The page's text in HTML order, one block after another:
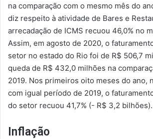
na comparação com o mesmo mês do
diz respeito à atividade de Bares e
arrecadação de ICMS recuou 46,0% no
Assim, em agosto de 2020, o
setor no estado do Rio foi de R$ 506,7
queda de R$ 432,0 milhões na
2019. Nos primeiros oito meses do ano,
com igual período de 2019, o
do setor recuou 41,7% (- R$ 3,2 bilhões).
Inflação